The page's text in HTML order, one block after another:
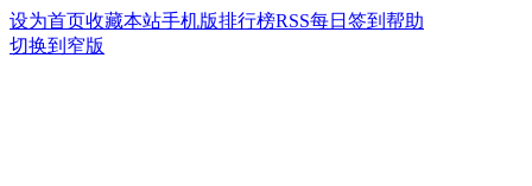
设为首页收藏本站手机版排行榜RSS每日签到 帮助
切换到窄版